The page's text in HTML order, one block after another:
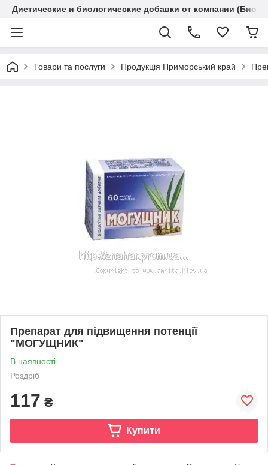
Диетические и биологические добавки от компании
Товари та послуги Продукція Приморський край
Препарат для підвищення потенції
"МОГУЩНИК"
В наявності
Роздріб
117 ₴
Купити